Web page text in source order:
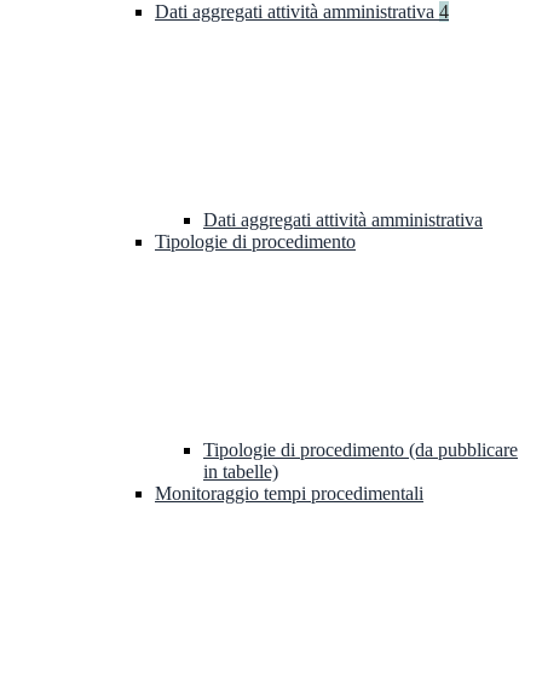
Dati aggregati attività amministrativa 4
Dati aggregati attività amministrativa
Tipologie di procedimento
Tipologie di procedimento (da pubblicare
in tabelle)
Monitoraggio tempi procedimentali